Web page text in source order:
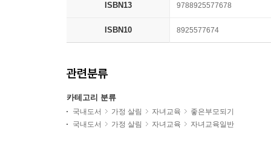
ISBN13 9788925577678
ISBN10 8925577674
관련분류
카테고리 분류
국내도서 가정 살림 자녀교육
좋은부모되기
국내도서
가정 살림 자녀교육 자녀교육일반